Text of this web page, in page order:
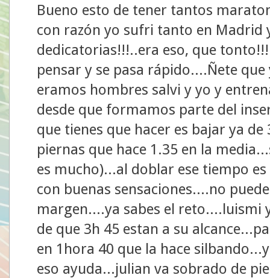
Bueno esto de tener tantos
con razón yo sufri tanto en Madrid
dedicatorias!!!..era eso, que
pensar y se pasa rápido....Ñete
eramos hombres salvi y yo y
desde que formamos parte del
que tienes que hacer es bajar ya
piernas que hace 1.35 en la
es mucho)...al doblar ese tiempo
con buenas sensaciones....no
margen....ya sabes el reto....luismi
de que 3h 45 estan a su
en 1hora 40 que la hace
eso ayuda...julian va sobrado de